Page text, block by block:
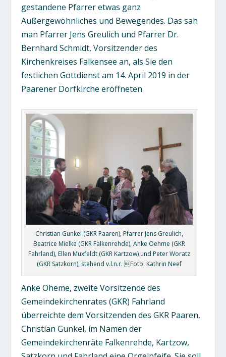
gestandene Pfarrer etwas ganz
Außergewöhnliches und Bewegendes. Das sah
man Pfarrer Jens Greulich und Pfarrer Dr.
Bernhard Schmidt, Vorsitzender des
Kirchenkreises Falkensee an, als Sie den
festlichen Gottdienst am 14. April 2019 in der
Paarener Dorfkirche eröffneten.
Christian Gunkel (GKR Paaren), Pfarrer Jens Greulich,
Beatrice Mielke (GKR Falkenrehde), Anke Oehme (GKR
Fahrland), Ellen Muxfeldt (GKR Kartzow) und Peter Woratz
(GKR Satzkorn), stehend v.l.n.r. Foto: Kathrin Neef
Anke Oheme, zweite Vorsitzende des
Gemeindekirchenrates (GKR) Fahrland
überreichte dem Vorsitzenden des GKR Paaren,
Christian Gunkel, im Namen der
Gemeindekirchenräte Falkenrehde, Kartzow,